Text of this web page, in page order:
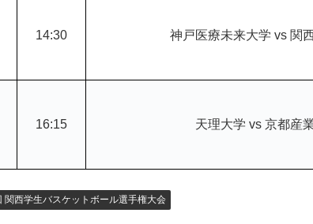
14:30 神戸医療未来大学 vs 関
16:15 天理大学 vs 京都産
関西学生バスケットボール選手権大会